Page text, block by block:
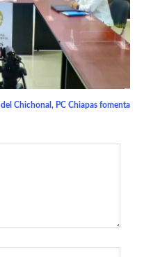
Chichonal, PC Chiapas fomenta